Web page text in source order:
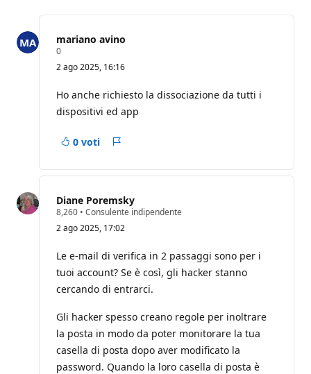
questo
domanda
mariano avino
0P
n
i
d
i
p
a
i
o
n
e
2 ago 2025, 16:16
Ho anche richiesto la dissociazione da tutti i
dispositivi ed app
0 voti
Diane Poremsky
8,260 P
n
i
d
i
e
u
a
z
i
o
• Consulente indipendente
2 ago 2025, 17:02
Le e-mail di verifica in 2 passaggi sono per i
tuoi account? Se è così, gli hacker stanno
cercando di entrarci.
Gli hacker spesso creano regole per inoltrare
la posta in modo da poter monitorare la tua
casella di posta dopo aver modificato la
password. Quando la loro casella di posta è